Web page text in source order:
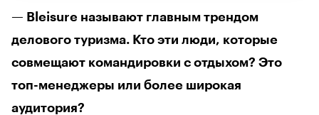
— Bleisure называют главным трендом
делового туризма. Кто эти люди, которые
совмещают командировки с отдыхом? Это
топ-менеджеры или более широкая
аудитория?